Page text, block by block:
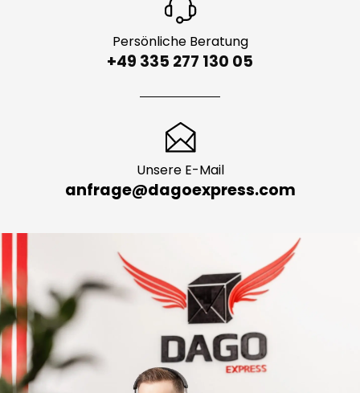
Persönliche Beratung
+49 335 277 130 05
Unsere E-Mail
anfrage@dagoexpress.com